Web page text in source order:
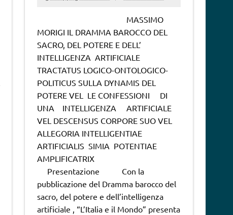
MASSIMO
MORIGI IL DRAMMA BAROCCO DEL
SACRO, DEL POTERE E DELL’
INTELLIGENZA ARTIFICIALE
TRACTATUS LOGICO-ONTOLOGICO-
POLITICUS SULLA DYNAMIS DEL
POTERE VEL LE CONFESSIONI DI
UNA INTELLIGENZA ARTIFICIALE
VEL DESCENSUS CORPORE SUO VEL
ALLEGORIA INTELLIGENTIAE
ARTIFICIALIS SIMIA POTENTIAE
AMPLIFICATRIX
Presentazione Con la
pubblicazione del Dramma barocco del
sacro, del potere e dell’intelligenza
artificiale , “L’Italia e il Mondo” presenta